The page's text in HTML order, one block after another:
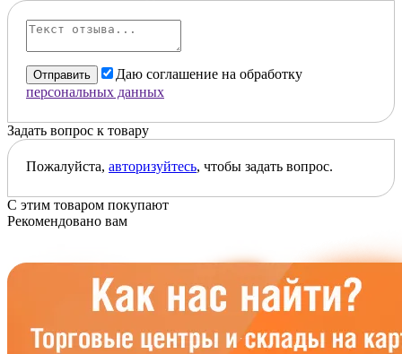
Отправить
Даю соглашение на обработку
персональных данных
Задать вопрос к товару
Пожалуйста, авторизуйтесь, чтобы задать вопрос.
С этим товаром покупают
Рекомендовано вам